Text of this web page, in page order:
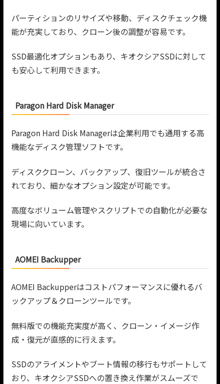
パーティションのリサイズや移動、ディスクチェック機
能が充実しており、クローン後の調整が容易です。
SSD最適化オプションもあり、キオクシアSSDに対して
も安心して利用できます。
Paragon Hard Disk Manager
Paragon Hard Disk Managerは企業利用でも通用する高
機能なディスク管理ソフトです。
ディスククローン、バックアップ、復旧ツールが統合さ
れており、細かなオプション設定が可能です。
高度なボリューム管理やスクリプトでの自動化が必要な
現場に向いています。
AOMEI Backupper
AOMEI Backupperはコストパフォーマンスに優れるバ
ックアップ＆クローンツールです。
無料版での機能充実度が高く、クローン・イメージ作
成・復元が直感的に行えます。
SSDのアライメントやブート情報の移行もサポートして
おり、キオクシアSSDへの置き換え作業がスムーズで